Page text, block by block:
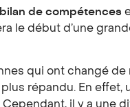
bilan de compétences
le début d’une
qui ont changé
répandu. En
Cependant, il y a une